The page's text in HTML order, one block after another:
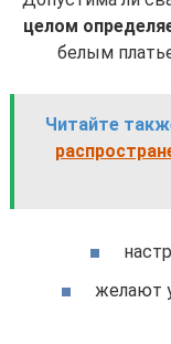
целом
белым
Читайте
желают